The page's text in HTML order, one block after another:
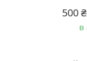
500
В